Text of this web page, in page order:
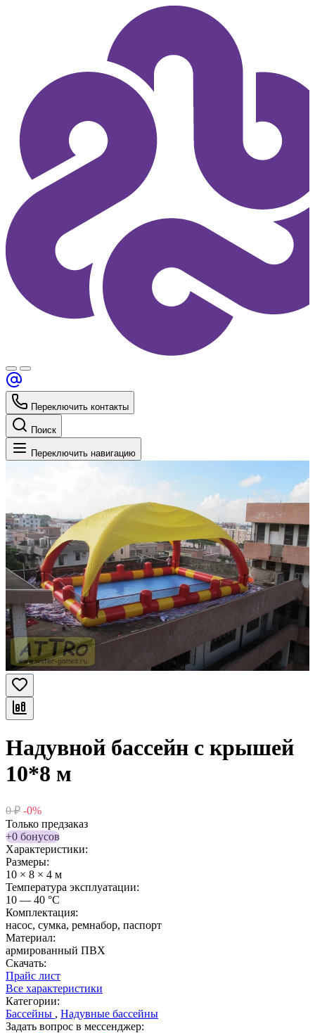
Переключить контакты
Поиск
Переключить навигацию
Надувной бассейн с крышей
10*8 м
0 ₽ -0%
Только предзаказ
+0 бонусов
Характеристики:
Размеры:
10 × 8 × 4 м
Температура эксплуатации:
10 — 40 °C
Комплектация:
насос, сумка, ремнабор, паспорт
Материал:
армированный ПВХ
Скачать:
Прайс лист
Все характеристики
Категории:
Бассейны , Надувные бассейны
Задать вопрос в мессенджер: